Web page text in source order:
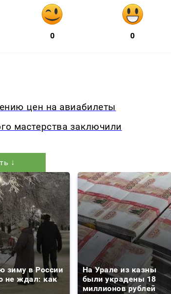
0 0
цен на авиабилеты
мастерства заключили
↓
зиму в России
не ждал: как
На Урале из казны
были украдены 18
миллионов рублей